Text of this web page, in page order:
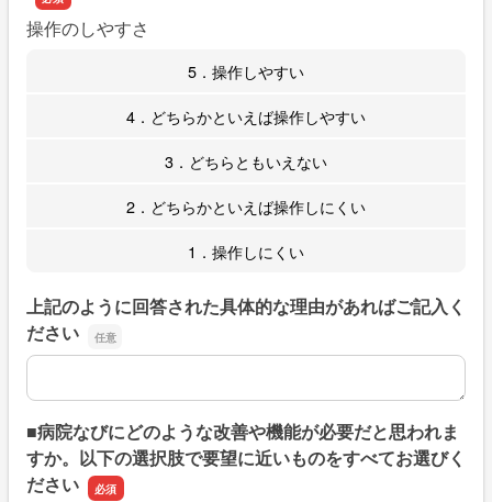
操作のしやすさ
5．操作しやすい
4．どちらかといえば操作しやすい
3．どちらともいえない
2．どちらかといえば操作しにくい
1．操作しにくい
上記のように回答された具体的な理由があればご記入く
ださい
上記のように回答された具体的な理由があればご記入くだ
■病院なびにどのような改善や機能が必要だと思われま
すか。以下の選択肢で要望に近いものをすべてお選びく
ださい